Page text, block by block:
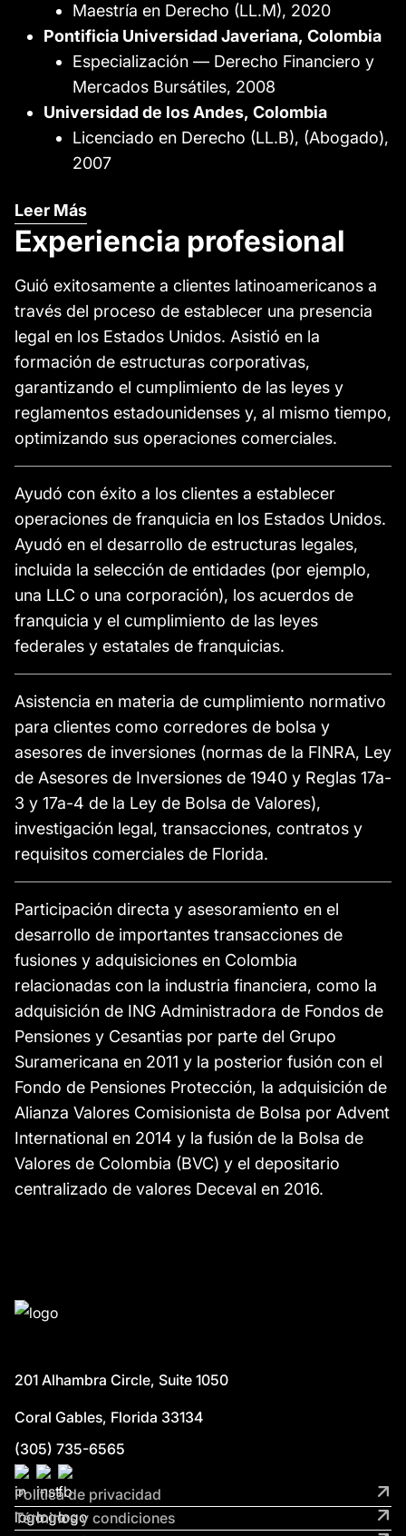
Maestría en Derecho (LL.M), 2020
Pontificia Universidad Javeriana, Colombia
Especialización — Derecho Financiero y
Mercados Bursátiles, 2008
Universidad de los Andes, Colombia
Licenciado en Derecho (LL.B), (Abogado),
2007
Leer Más
Experiencia profesional
Guió exitosamente a clientes latinoamericanos a
través del proceso de establecer una presencia
legal en los Estados Unidos. Asistió en la
formación de estructuras corporativas,
garantizando el cumplimiento de las leyes y
reglamentos estadounidenses y, al mismo tiempo,
optimizando sus operaciones comerciales.
Ayudó con éxito a los clientes a establecer
operaciones de franquicia en los Estados Unidos.
Ayudó en el desarrollo de estructuras legales,
incluida la selección de entidades (por ejemplo,
una LLC o una corporación), los acuerdos de
franquicia y el cumplimiento de las leyes
federales y estatales de franquicias.
Asistencia en materia de cumplimiento normativo
para clientes como corredores de bolsa y
asesores de inversiones (normas de la FINRA, Ley
de Asesores de Inversiones de 1940 y Reglas 17a-
3 y 17a-4 de la Ley de Bolsa de Valores),
investigación legal, transacciones, contratos y
requisitos comerciales de Florida.
Participación directa y asesoramiento en el
desarrollo de importantes transacciones de
fusiones y adquisiciones en Colombia
relacionadas con la industria financiera, como la
adquisición de ING Administradora de Fondos de
Pensiones y Cesantias por parte del Grupo
Suramericana en 2011 y la posterior fusión con el
Fondo de Pensiones Protección, la adquisición de
Alianza Valores Comisionista de Bolsa por Advent
International en 2014 y la fusión de la Bolsa de
Valores de Colombia (BVC) y el depositario
centralizado de valores Deceval en 2016.
201 Alhambra Circle, Suite 1050
Coral Gables, Florida 33134
(305) 735-6565
Política de privacidad
Términos y condiciones